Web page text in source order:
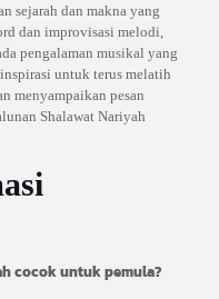
sejarah dan makna yang
dan improvisasi melodi,
pengalaman musikal yang
untuk terus melatih
menyampaikan pesan
Shalawat Nariyah
cocok untuk pemula?